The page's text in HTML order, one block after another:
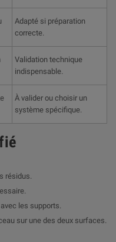
Adapté si préparation
correcte.
Validation technique
indispensable.
À valider ou choisir un
système spécifique.
résidus.
les supports.
sur une des deux surfaces.